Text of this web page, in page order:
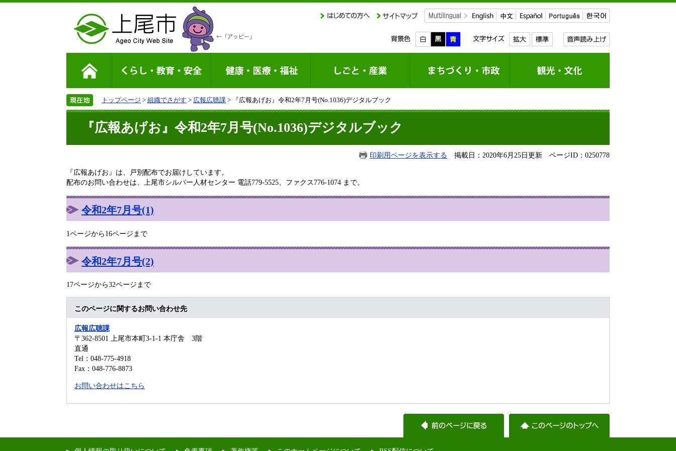
トップページ > 組織でさがす > 広報広聴課 > 『広報あげお』令和2年7月号(No.1036)デジタルブック
『広報あげお』令和2年7月号(No.1036)デジタルブック
印刷用ページを表示する 掲載日：2020年6月25日更新 ページID：0250778
『広報あげお』は、戸別配布でお届けしています。
配布のお問い合わせは、上尾市シルバー人材センター 電話779-5525、ファクス776-1074 まで。
令和2年7月号(1)
1ページから16ページまで
令和2年7月号(2)
17ページから32ページまで
このページに関するお問い合わせ先
広報広聴課
〒362-8501
上尾市本町3-1-1 本庁舎 3階
直通
Tel：048-775-4918
Fax：048-776-8873
お問い合わせはこちら